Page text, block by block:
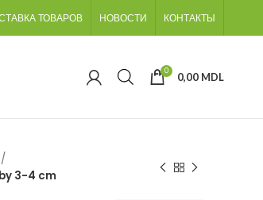
ТОВАРОВ НОВОСТИ КОНТАКТЫ
0 0,00 MDL
3-4 cm